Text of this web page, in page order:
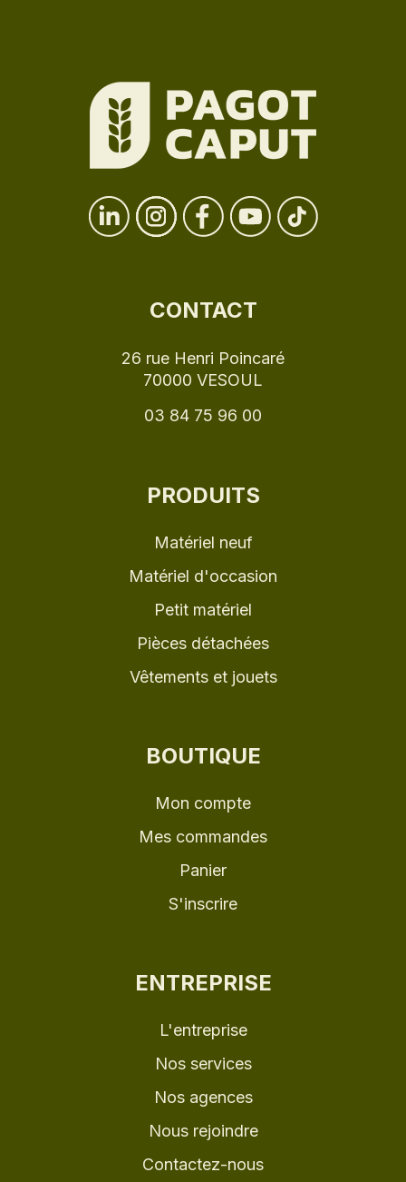
CONTACT
26 rue Henri Poincaré
70000 VESOUL
03 84 75 96 00
PRODUITS
Matériel neuf
Matériel d'occasion
Petit matériel
Pièces détachées
Vêtements et jouets
BOUTIQUE
Mon compte
Mes commandes
Panier
S'inscrire
ENTREPRISE
L'entreprise
Nos services
Nos agences
Nous rejoindre
Contactez-nous